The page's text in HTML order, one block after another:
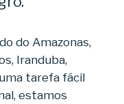
do Amazonas,
Iranduba,
tarefa fácil
estamos